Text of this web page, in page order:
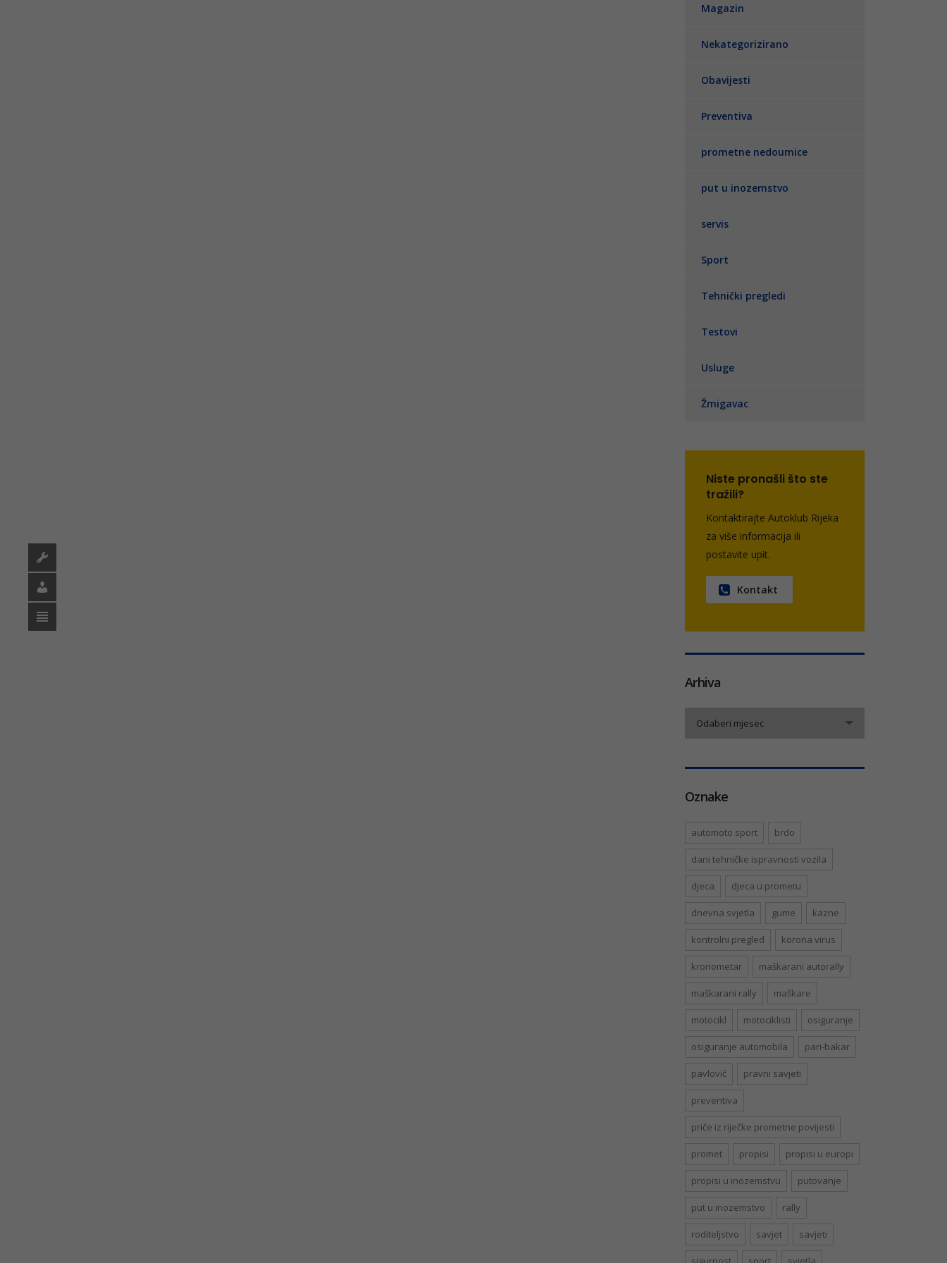
Magazin
Nekategorizirano
Obavijesti
Preventiva
prometne nedoumice
put u inozemstvo
servis
Sport
Tehnički pregledi
Testovi
Usluge
Žmigavac
Niste pronašli što ste
tražili?
Kontaktirajte Autoklub Rijeka
za više informacija ili
postavite upit.
Kontakt
Arhiva
Odaberi mjesec
Oznake
automoto sport brdo
dani tehničke ispravnosti vozila
djeca djeca u prometu
dnevna svjetla gume kazne
kontrolni pregled korona virus
kronometar maškarani autorally
maškarani rally maškare
motocikl motociklisti osiguranje
osiguranje automobila pari-bakar
pavlović pravni savjeti
preventiva
priče iz riječke prometne povijesti
promet propisi propisi u europi
propisi u inozemstvu putovanje
put u inozemstvo rally
roditeljstvo savjet savjeti